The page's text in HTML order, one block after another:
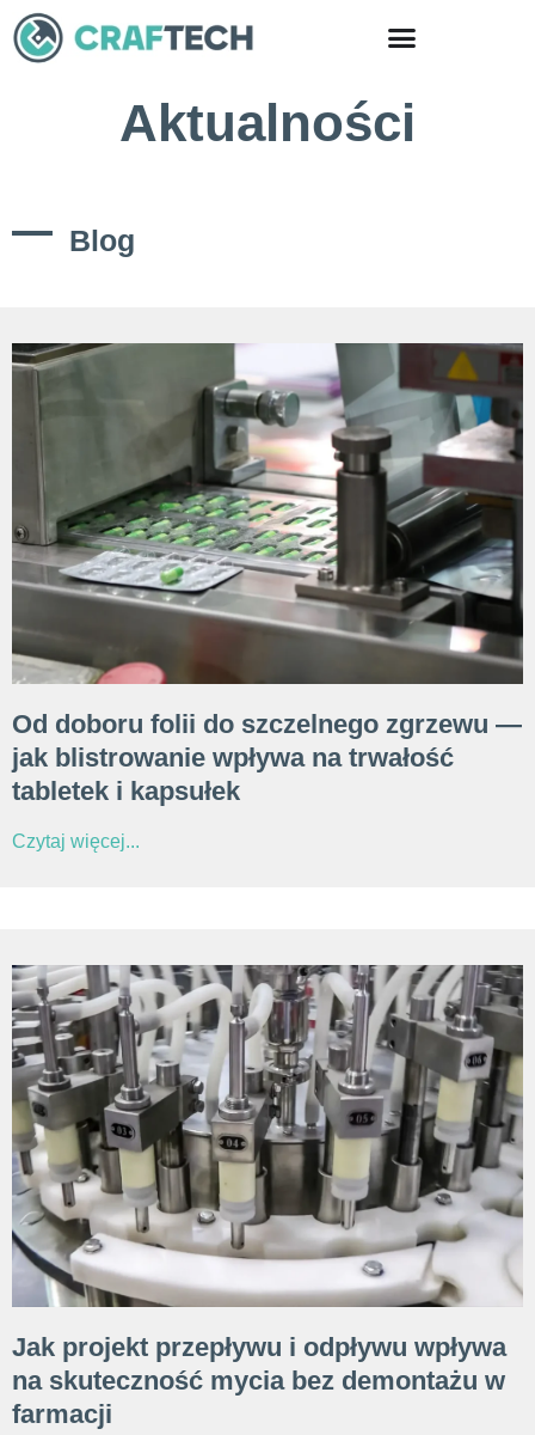
Skip
to
content
Aktualności
Blog
Od doboru folii do szczelnego zgrzewu —
jak blistrowanie wpływa na trwałość
tabletek i kapsułek
Czytaj więcej...
Jak projekt przepływu i odpływu wpływa
na skuteczność mycia bez demontażu w
farmacji